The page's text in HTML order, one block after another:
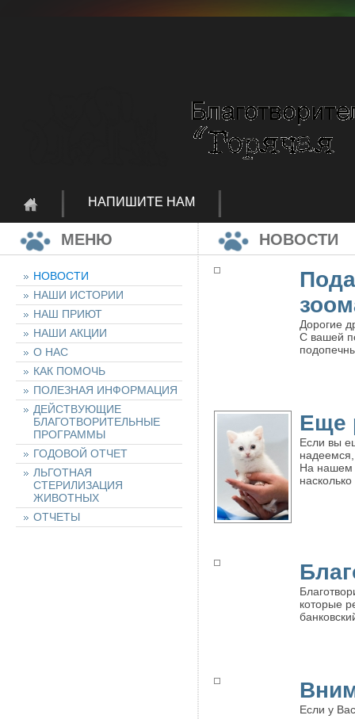
НАПИШИТЕ НАМ
МЕНЮ
НОВОСТИ
НАШИ ИСТОРИИ
НАШ ПРИЮТ
НАШИ АКЦИИ
О НАС
КАК ПОМОЧЬ
ПОЛЕЗНАЯ ИНФОРМАЦИЯ
ДЕЙСТВУЮЩИЕ
БЛАГОТВОРИТЕЛЬНЫЕ
ПРОГРАММЫ
ГОДОВОЙ ОТЧЕТ
ЛЬГОТНАЯ
СТЕРИЛИЗАЦИЯ
ЖИВОТНЫХ
ОТЧЕТЫ
НОВОСТИ
Дорогие
С вашей
Еще
Если вы
На нашем
которые
Если у